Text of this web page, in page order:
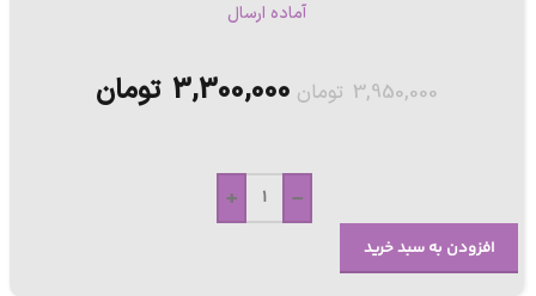
آماده ارسال
3,950,000 تومان 3,300,000 تومان
-
+
افزودن به سبد خرید